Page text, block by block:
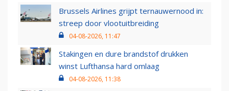
Brussels Airlines grijpt ternauwernood in:
streep door vlootuitbreiding
04-08-2026, 11:47
Stakingen en dure brandstof drukken
winst Lufthansa hard omlaag
04-08-2026, 11:38